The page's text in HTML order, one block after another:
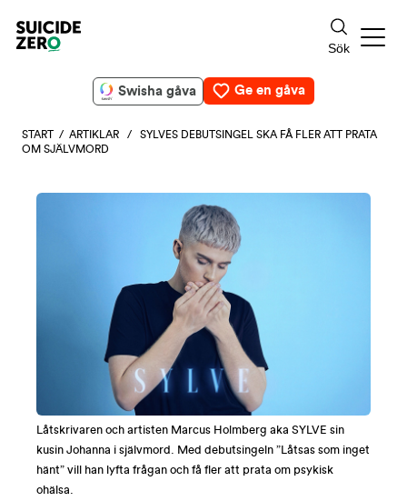
Swisha gåva Ge en gåva
START / ARTIKLAR / SYLVES DEBUTSINGEL SKA FÅ FLER ATT PRATA
OM SJÄLVMORD
Låtskrivaren och artisten Marcus Holmberg aka SYLVE sin
kusin Johanna i självmord. Med debutsingeln ”Låtsas som inget
hänt” vill han lyfta frågan och få fler att prata om psykisk
ohälsa.